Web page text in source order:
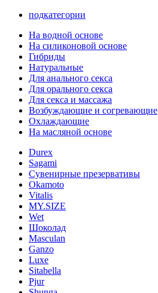
подкатегории
На водной основе
На силиконовой основе
Гибриды
Натуральные
Для анального секса
Для орального секса
Для секса и массажа
Возбуждающие и согревающие
Охлаждающие
На масляной основе
Durex
Sagami
Сувенирные презервативы
Okamoto
Vitalis
MY.SIZE
Wet
Шоколад
Masculan
Ganzo
Luxe
Sitabella
Pjur